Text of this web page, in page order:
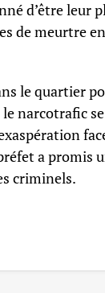
d’être leur
de meurtre
le quartier
narcotrafic se
a promis
criminels.